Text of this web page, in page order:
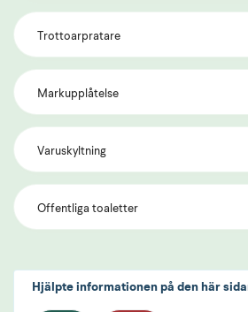
Trottoarpratare
Markupplåtelse
Varuskyltning
Offentliga toaletter
Hjälpte informationen på den här